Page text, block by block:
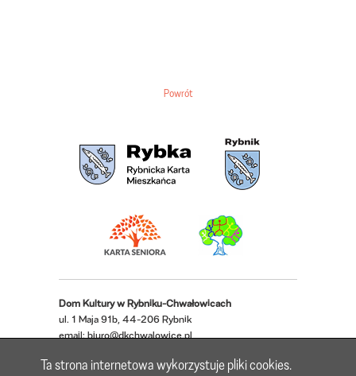
Powrót
Dom Kultury w Rybniku-Chwałowicach
ul. 1 Maja 91b, 44-206 Rybnik
email:biuro@dkchwalowice.pl
Ta strona internetowa wykorzystuje pliki cookies.